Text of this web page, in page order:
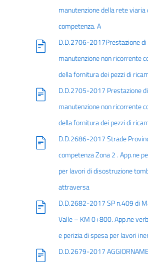
manutenzione della rete viaria
competenza. A
D.D.2706-2017Prestazione di
manutenzione non ricorrente
della fornitura dei pezzi di
D.D.2705-2017 Prestazione
manutenzione non ricorrente
della fornitura dei pezzi di
D.D.2686-2017 Strade
competenza Zona 2 . App.ne
per lavori di disostruzione
attraversa
D.D.2682-2017 SP n.409 di
Valle – KM 0+800. App.ne
e perizia di spesa per lavori
D.D.2679-2017